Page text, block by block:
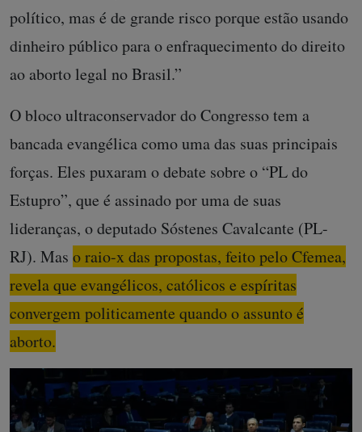
político, mas é de grande risco porque estão usando
dinheiro público para o enfraquecimento do direito
ao aborto legal no Brasil.”
O bloco ultraconservador do Congresso tem a
bancada evangélica como uma das suas principais
forças. Eles puxaram o debate sobre o “PL do
Estupro”, que é assinado por uma de suas
lideranças, o deputado Sóstenes Cavalcante (PL-
RJ). Mas o raio-x das propostas, feito pelo Cfemea,
revela que evangélicos, católicos e espíritas
convergem politicamente quando o assunto é
aborto.